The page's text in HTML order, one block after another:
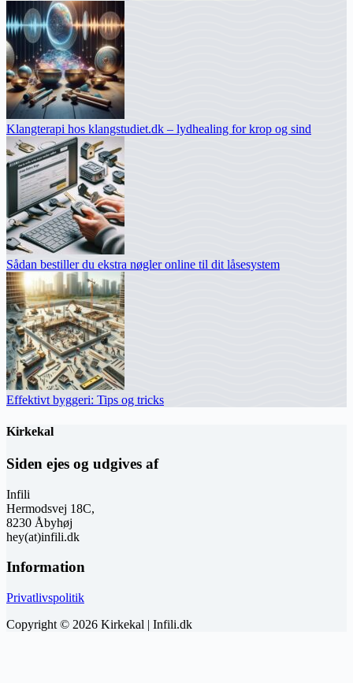
Klangterapi hos klangstudiet.dk – lydhealing for krop og sind
Sådan bestiller du ekstra nøgler online til dit låsesystem
Effektivt byggeri: Tips og tricks
Kirkekal
Siden ejes og udgives af
Infili
Hermodsvej 18C,
8230 Åbyhøj
hey(at)infili.dk
Information
Privatlivspolitik
Copyright © 2026 Kirkekal | Infili.dk